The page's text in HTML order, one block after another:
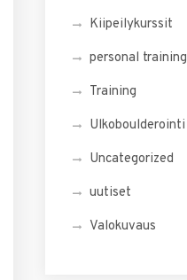
Kiipeilykurssit
personal training
Training
Ulkoboulderointi
Uncategorized
uutiset
Valokuvaus